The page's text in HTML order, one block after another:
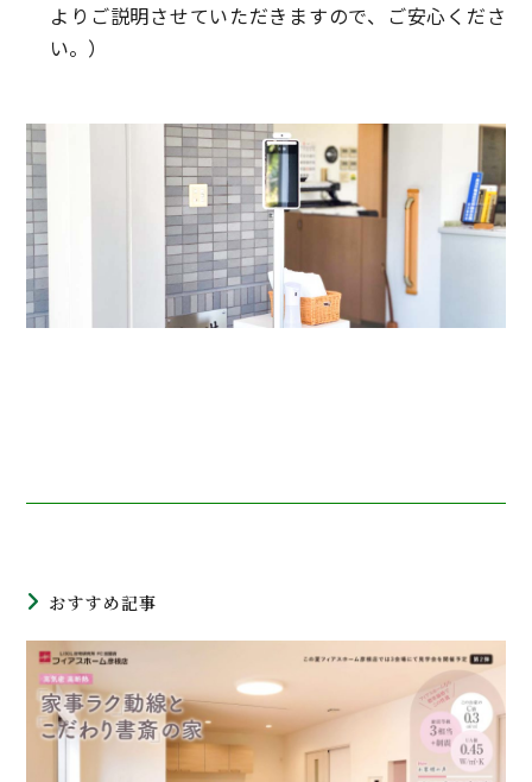
よりご説明させていただきますので、ご安心くださ
い。）
おすすめ記事